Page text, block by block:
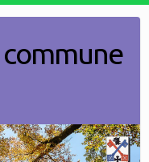
commune